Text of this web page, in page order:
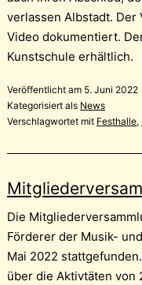
verlassen Albstadt. Der
Video dokumentiert.
Kunstschule erhältlich.
Veröffentlicht am 5. Juni 2022
Kategorisiert als News
Verschlagwortet mit Festhalle,
Die
Förderer der Musik-
Mai 2022
über die Aktivtäten von